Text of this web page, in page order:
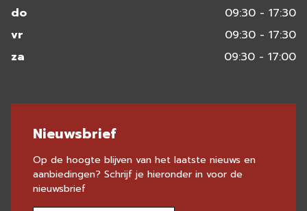
do
09:30 - 17:30
vr
09:30 - 17:30
za
09:30 - 17:00
Nieuwsbrief
Op de hoogte blijven van het laatste nieuws en
aanbiedingen? Schrijf je hieronder in voor de
nieuwsbrief